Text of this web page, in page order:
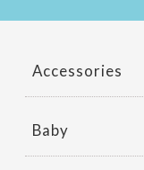
Accessories
Baby